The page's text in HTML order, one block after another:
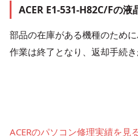
ACER E1-531-H82C/Fの
部品の在庫がある機種のため
作業は終了となり、返却手続き
ACERのパソコン修理実績を見